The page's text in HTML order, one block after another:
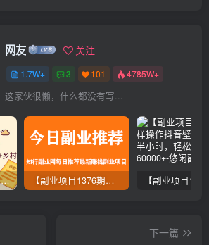
网友 关注
1.7W+ 3 101 4785W+
这家伙很懒，什么都没有写...
【虚拟资源网站搭建服务】加盟本站系统，做一个和本站一样的独立网站，躺赚的项目 【副业项目1376期】龟课最新闲鱼项目玩法实战教程_全新升级月收益几千到几万
下一篇